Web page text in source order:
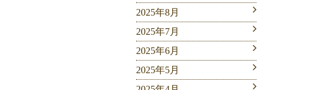
2025年8月
2025年7月
2025年6月
2025年5月